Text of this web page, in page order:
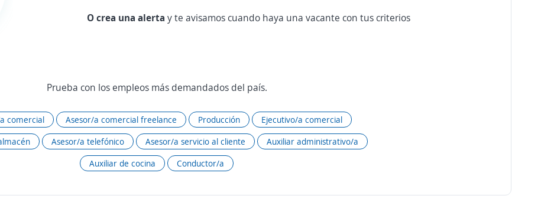
O crea una alertay te avisamos cuando haya una vacante con tus criterios
Prueba con los empleos más demandados del país.
comercial Asesor/a comercial freelance Producción
Ejecutivo/a comercial
Asesor/a telefónico Asesor/a servicio al cliente
Auxiliar administrativo/a
Auxiliar de cocina
Conductor/a